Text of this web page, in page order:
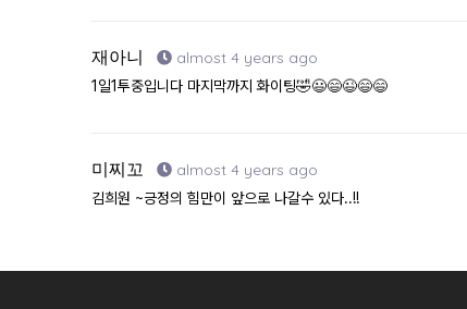
재아니 almost 4 years ago
1일1투중입니다 마지막까지 화이팅🤣😃😄😉😄😄
미찌꼬 almost 4 years ago
김희원 ~긍정의 힘만이 앞으로 나갈수 있다..!!